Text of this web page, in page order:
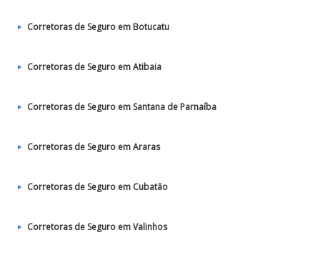
Corretoras de Seguro em Botucatu
Corretoras de Seguro em Atibaia
Corretoras de Seguro em Santana de Parnaíba
Corretoras de Seguro em Araras
Corretoras de Seguro em Cubatão
Corretoras de Seguro em Valinhos